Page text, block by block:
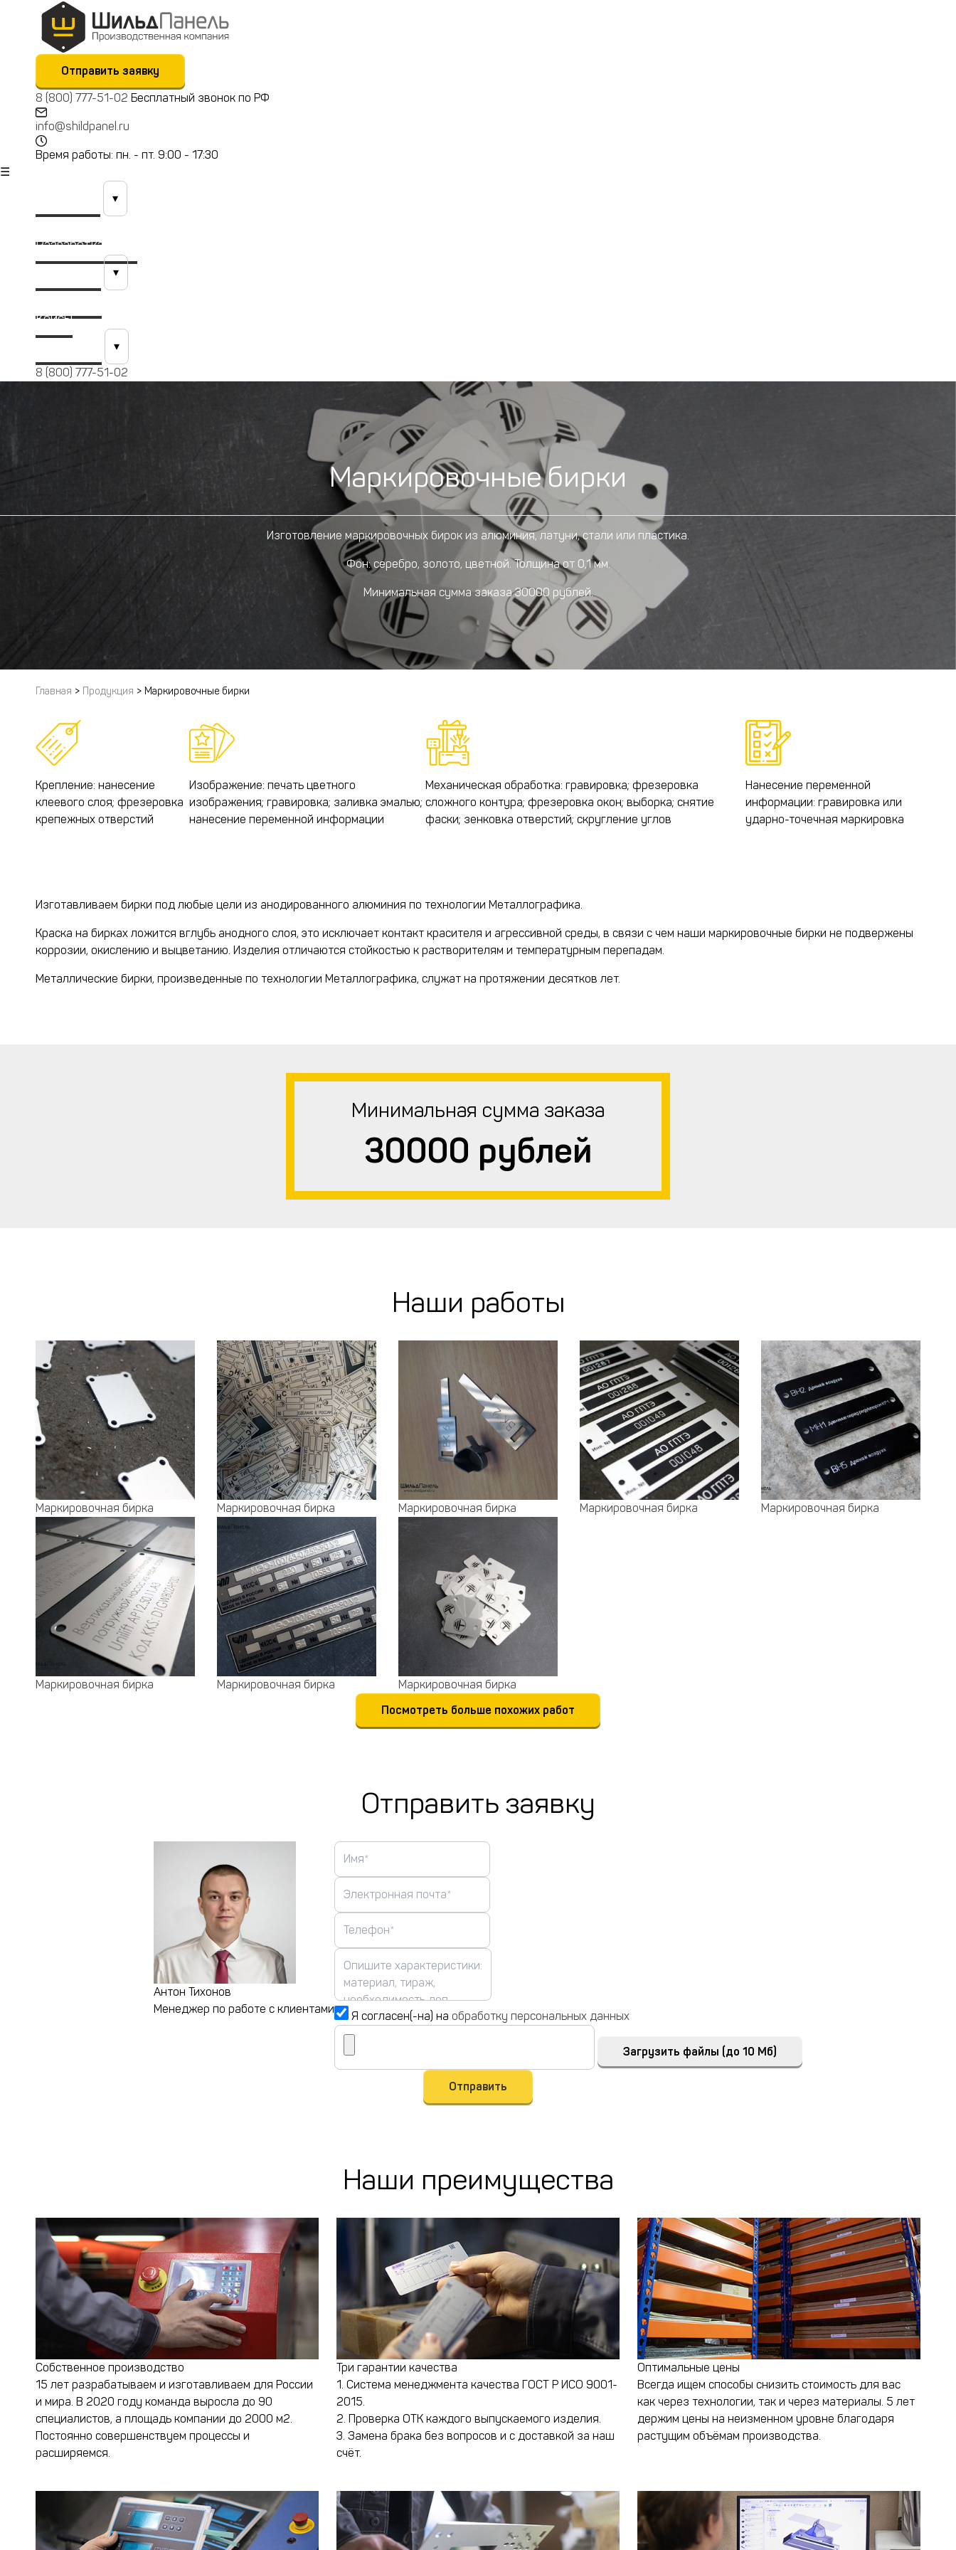
Отправить заявку
8 (800) 777-51-02 Бесплатный звонок по РФ
info@shildpanel.ru
Время работы: пн. - пт. 9:00 - 17:30
☰
▾
Разработка (КТБ)
▾
Кейсы
▾
8 (800) 777-51-02
Маркировочные бирки
Изготовление маркировочных бирок из алюминия, латуни, стали или пластика.
Фон: серебро, золото, цветной. Толщина от 0,1 мм.
Минимальная сумма заказа 30000 рублей.
Главная > Продукция > Маркировочные бирки
Крепление: нанесение
клеевого слоя; фрезеровка
крепежных отверстий
Изображение: печать цветного
изображения; гравировка; заливка эмалью;
нанесение переменной информации
Механическая обработка: гравировка; фрезеровка
сложного контура; фрезеровка окон; выборка; снятие
фаски; зенковка отверстий; скругление углов
Нанесение переменной
информации: гравировка или
ударно-точечная маркировка
Изготавливаем бирки под любые цели из анодированного алюминия по технологии Металлографика.
Краска на бирках ложится вглубь анодного слоя, это исключает контакт красителя и агрессивной среды, в связи с чем наши маркировочные бирки не подвержены
коррозии, окислению и выцветанию. Изделия отличаются стойкостью к растворителям и температурным перепадам.
Металлические бирки, произведенные по технологии Металлографика, служат на протяжении десятков лет.
Минимальная сумма заказа
30000 рублей
Наши работы
Маркировочная бирка Маркировочная бирка Маркировочная бирка Маркировочная бирка Маркировочная бирка
Маркировочная бирка Маркировочная бирка
Маркировочная бирка
Посмотреть больше похожих работ
Отправить заявку
Антон Тихонов
Менеджер по работе с клиентами
Я согласен(-на) на обработку персональных данных
Загрузить файлы (до 10 Мб)
Отправить
Наши преимущества
Собственное производство
15 лет разрабатываем и изготавливаем для России
и мира. В 2020 году команда выросла до 90
специалистов, а площадь компании до 2000 м2.
Постоянно совершенствуем процессы и
расширяемся.
Три гарантии качества
1. Система менеджмента качества ГОСТ Р ИСО 9001-
2015.
2. Проверка ОТК каждого выпускаемого изделия.
3. Замена брака без вопросов и с доставкой за наш
счёт.
Оптимальные цены
Всегда ищем способы снизить стоимость для вас
как через технологии, так и через материалы. 5 лет
держим цены на неизменном уровне благодаря
растущим объёмам производства.